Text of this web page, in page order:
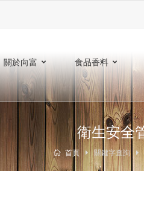
關於向富 食品香料
衛生安全
首頁 關鍵字查詢